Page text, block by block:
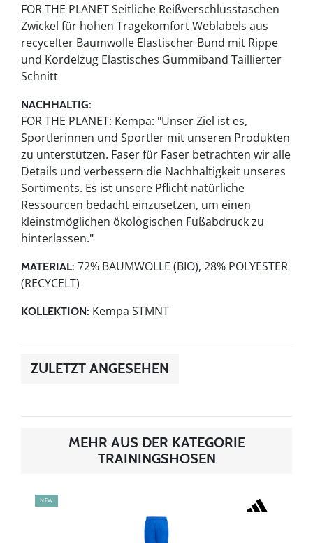
FOR THE PLANET Seitliche Reißverschlusstaschen
Zwickel für hohen Tragekomfort Weblabels aus
recycelter Baumwolle Elastischer Bund mit Rippe
und Kordelzug Elastisches Gummiband Taillierter
Schnitt
NACHHALTIG:
FOR THE PLANET: Kempa: "Unser Ziel ist es,
Sportlerinnen und Sportler mit unseren Produkten
zu unterstützen. Faser für Faser betrachten wir alle
Details und verbessern die Nachhaltigkeit unseres
Sortiments. Es ist unsere Pflicht natürliche
Ressourcen bedacht einzusetzen, um einen
kleinstmöglichen ökologischen Fußabdruck zu
hinterlassen."
MATERIAL: 72% BAUMWOLLE (BIO), 28% POLYESTER
(RECYCELT)
KOLLEKTION: Kempa STMNT
ZULETZT ANGESEHEN
MEHR AUS DER KATEGORIE
TRAININGSHOSEN
NEW